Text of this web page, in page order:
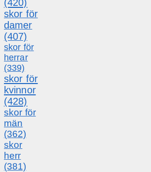
(420)
skor för
damer
(407)
skor för
herrar
(339)
skor för
kvinnor
(428)
skor för
män
(362)
skor
herr
(381)